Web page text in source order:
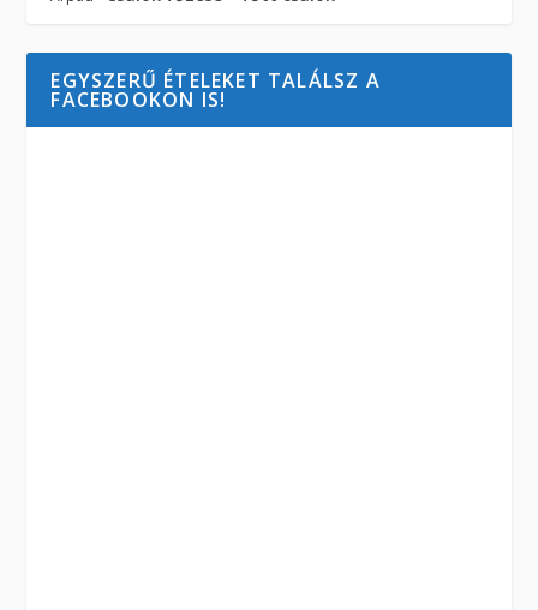
EGYSZERŰ ÉTELEKET TALÁLSZ A
FACEBOOKON IS!